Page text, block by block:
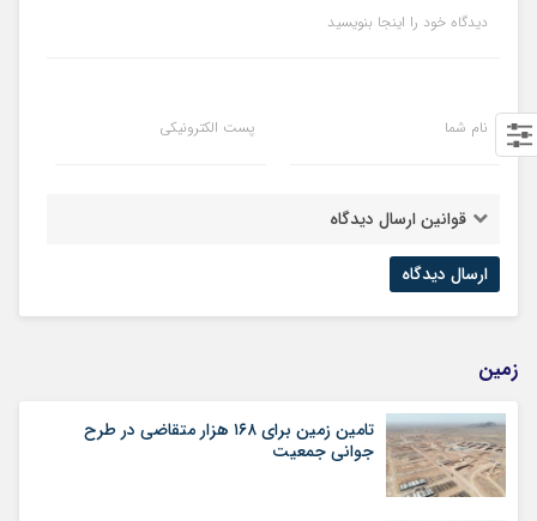
دیدگاه خود را اینجا بنویسید
نام شما پست الکترونیکی
قوانین ارسال دیدگاه
زمین
تامین زمین برای ۱۶۸ هزار متقاضی در طرح
جوانی جمعیت